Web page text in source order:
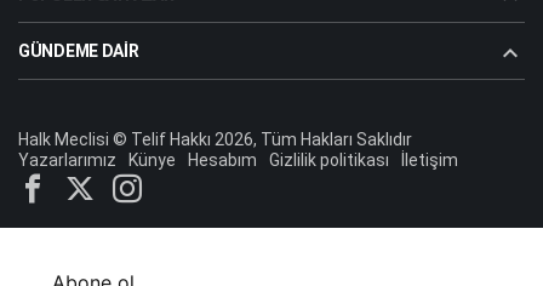
GÜNDEME DAIR
Halk Meclisi © Telif Hakkı 2026, Tüm Hakları Saklıdır
Yazarlarımız
Künye Hesabım Gizlilik politikası İletişim